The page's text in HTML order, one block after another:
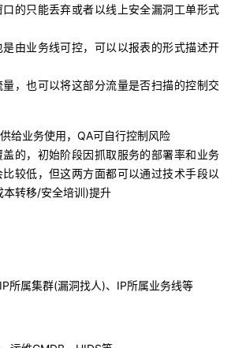
的只能丢弃或者以线上安全漏洞工单形式
由业务线可控，可以以报表的形式描述开
，也可以将这部分流量是否扫描的控制交
给业务使用，QA可自行控制风险
的，初始阶段因抓取服务的部署率和业务
较低，但这两方面都可以通过技术手段以
本转移/安全培训)提升
所属集群(漏洞找人)、IP所属业务线等